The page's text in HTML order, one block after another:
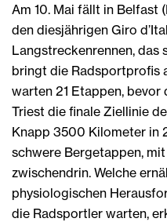
Am 10. Mai fällt in Belfast
den diesjährigen Giro
Langstreckenrennen, das
bringt die Radsportprofis
warten 21 Etappen, bevor
Triest die finale Ziellinie
Knapp 3500 Kilometer in
schwere Bergetappen,
zwischendrin. Welche
physiologischen
die Radsportler warten,